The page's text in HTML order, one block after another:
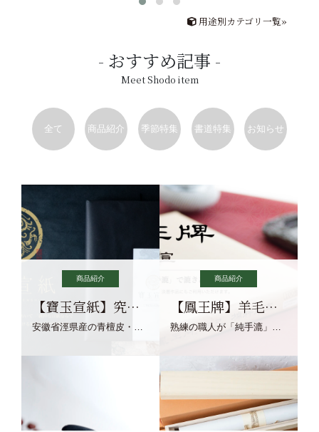
用途別カテゴリ一覧»
おすすめ記事
Meet Shodo item
全て 商品紹介 季節特集 書道特集 お知らせ
商品紹介
【寶玉宣紙】究極の純粋な宣紙を目指す寶玉宣紙
安徽省涇県産の青檀皮・砂田稲藁・清らかな渓流水、熟練手漉き職人の卓越した手漉技術による最高級の純宣紙です。
商品紹介
【鳳王牌】羊毛筆×濃墨での揮毫に最適な宣紙系画仙紙
熟練の職人が「純手漉」で漉きあげる書画紙。宣紙を好まれるお客様向けの棉料単宣に漉きあげました。